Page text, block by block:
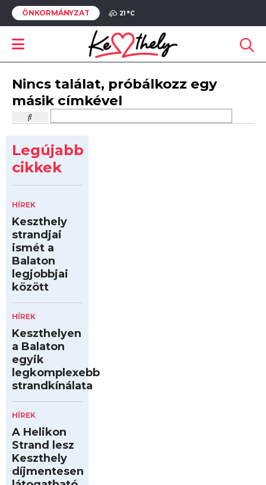
ÖNKORMÁNYZAT 21 °C
Nincs találat, próbálkozz egy
másik címkével
Legújabb
cikkek
HÍREK
Keszthely
strandjai
ismét a
Balaton
legjobbjai
között
HÍREK
Keszthelyen
a Balaton
egyik
legkomplexebb
strandkínálata
HÍREK
A Helikon
Strand lesz
Keszthely
díjmentesen